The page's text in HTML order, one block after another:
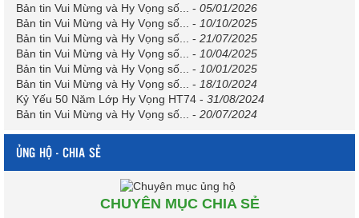
Bản tin Vui Mừng và Hy Vọng số...
- 05/01/2026
Bản tin Vui Mừng và Hy Vọng số...
- 10/10/2025
Bản tin Vui Mừng và Hy Vọng số...
- 21/07/2025
Bản tin Vui Mừng và Hy Vọng số...
- 10/04/2025
Bản tin Vui Mừng và Hy Vọng số...
- 10/01/2025
Bản tin Vui Mừng và Hy Vọng số...
- 18/10/2024
Kỷ Yếu 50 Năm Lớp Hy Vọng HT74 - 31/08/2024
Bản tin Vui Mừng và Hy Vọng số...
- 20/07/2024
ỦNG HỘ - CHIA SẺ
CHUYÊN MỤC CHIA SẺ